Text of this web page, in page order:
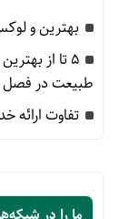
بهترین و
۵ تا از
طبیعت در فصل
تفاوت ارائه